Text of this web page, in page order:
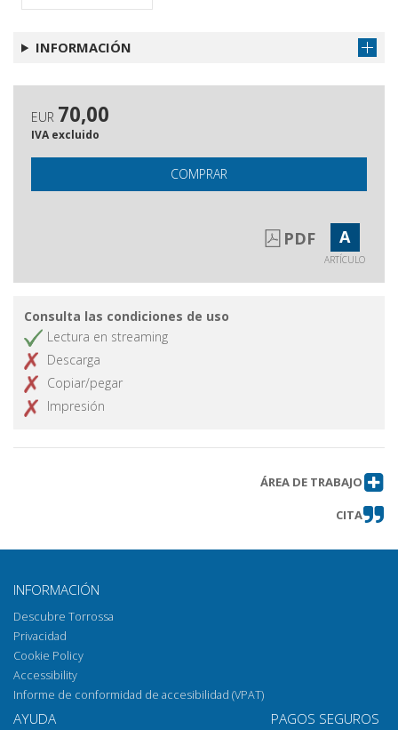
Doge Francesco Foscari in America Obtener artículo
INFORMACIÓN
EUR 70,00
IVA excluido
COMPRAR
PDF A
ARTÍCULO
Consulta las condiciones de uso
Lectura en streaming
Descarga
Copiar/pegar
Impresión
ÁREA DE TRABAJO
CITA
INFORMACIÓN
Descubre Torrossa
Privacidad
Cookie Policy
Accessibility
Informe de conformidad de accesibilidad (VPAT)
AYUDA PAGOS SEGUROS